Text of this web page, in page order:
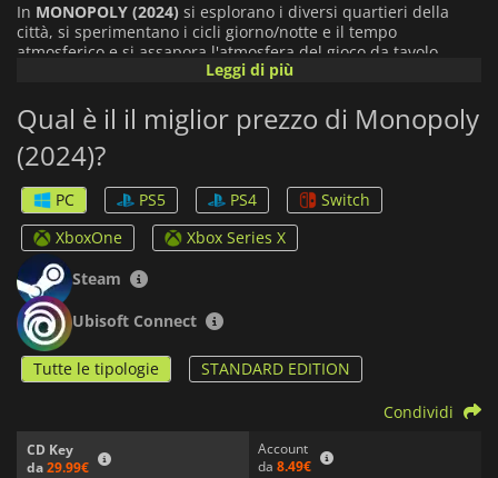
In MONOPOLY (2024) si esplorano i diversi quartieri della
città, si sperimentano i cicli giorno/notte e il tempo
atmosferico e si assapora l'atmosfera del gioco da tavolo
mentre si compra, si vende, si commercia e si trama per
locale e online fino a sei giocatori. Supporta anche il
crossplay, in modo da poter condividere l'esperienza con i
propri amici, indipendentemente dalla piattaforma di gioco
scelta.
MONOPOLY (2024)offre un'esperienza migliorata che i fan
del classico gioco da tavolo apprezzeranno.
Leggi di più
Qual è il il miglior prezzo di Monopoly
(2024)?
PC PS5 PS4
Switch
XboxOne
Xbox Series X
Steam
Ubisoft Connect
Tutte le tipologie STANDARD EDITION
CD Key
da29.99€
Account
da 8.49€
Condividi